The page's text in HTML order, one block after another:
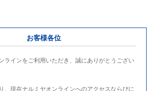
お客様各位
ラインをご利用いただき、誠にありがとうござい
、現在ナルミヤオンラインへのアクセスならびに